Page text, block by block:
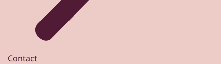
Contact